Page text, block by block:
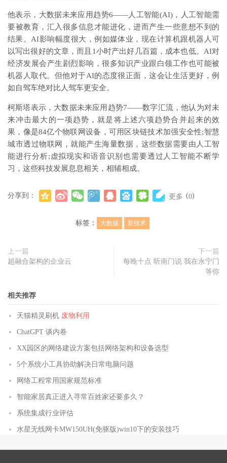
他表示，大数据未来应用趋势6——人工智能(AI)，人工智能需
要被教育，汇入很多信息才能进化，进而产生一些意想不到的
结果。AI影响幅度很大，例如媒体业，现在计算机跟机器人可
以写出很好的文章，而且1小时产出好几百篇，成本也低。AI对
经济发展会产生剧烈影响，很多知识产业跟白领工作也可能被
机器人取代。但他对于AI的态度很正面，这会让生活更好，例
如自驾车绝对比人驾车更安全。
柯斯塔表示，大数据未来应用趋势7——数字汇流，他认为对未
来冲击最大的一项趋势，就是将上述六项趋势合并起来的效
果，像是84亿个物联网设备，可用区块链技术加强安全性;智慧
城市透过物联网，就能产生海量数据，这些数据需要由人工智
能进行分析;虚拟现实和语音识别也需要透过人工智能不断学
习，这些科技发展息息相关，相辅相成。
分享到： 更多 (0)
标签： 大数据 新技术
上一篇
超融合架构的企业云
下一篇
每晚十点 听南门说 我在永宁门
等你
相关推荐
天猫精灵刷机 废物利用
ChatGPT 谈内卷
XX园区的网络建设方案包括网络架构和设备选型
5个系统小工具协助解决日常电脑问题
网络工程常用国家规范标准
智能家居真正进入寻常百姓家还要多久？
系统集成行业评估
水星无线网卡MW150UH(免驱版)win10下的安装技巧